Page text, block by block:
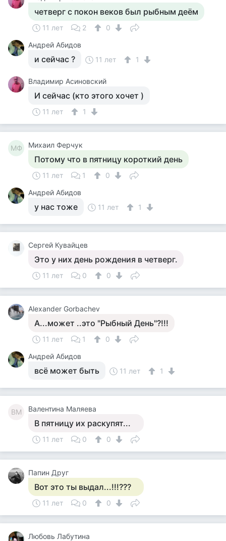
четверг с покон веков был рыбным деём
11 лет 2
0
Андрей Абидов
и сейчас ? 11 лет 1
Владимир Асиновский
И сейчас (кто этого хочет )
11 лет 1
МФ Михаил Ферчук
Потому что в пятницу короткий день
11 лет 1
0
Андрей Абидов
у нас тоже 11 лет 1
Сергей Кувайцев
Это у них день рождения в четверг.
11 лет 0 0
Alexander Gorbachev
А...может ..это "Рыбный День"?!!!
11 лет 1
0
Андрей Абидов
всё может быть 11 лет 1
ВМ Валентина Маляева
В пятницу их раскупят...
11 лет 0 0
Папин Друг
Вот это ты выдал...!!!???
11 лет 0 0
Любовь Лабутина